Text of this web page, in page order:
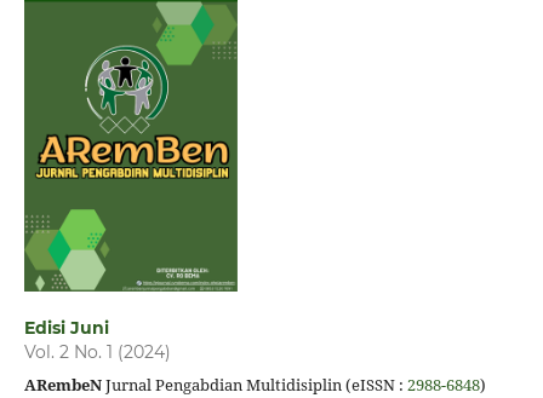
Edisi Juni
Vol. 2 No. 1 (2024)
ARembeNJurnal Pengabdian Multidisiplin (eISSN : 2988-6848)